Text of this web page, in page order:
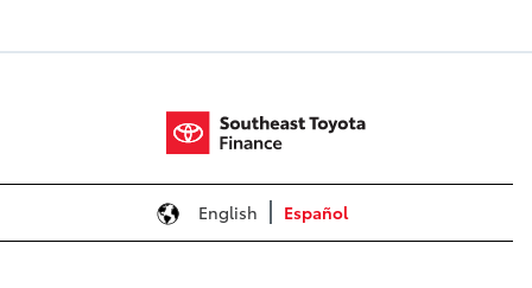
English Español